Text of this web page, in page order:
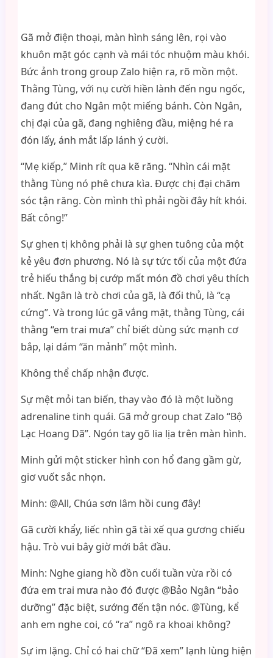
Gã mở điện thoại, màn hình sáng lên, rọi vào
khuôn mặt góc cạnh và mái tóc nhuộm màu khói.
Bức ảnh trong group Zalo hiện ra, rõ mồn một.
Thằng Tùng, với nụ cười hiền lành đến ngu ngốc,
đang đút cho Ngân một miếng bánh. Còn Ngân,
chị đại của gã, đang nghiêng đầu, miệng hé ra
đón lấy, ánh mắt lấp lánh ý cười.
“Mẹ kiếp,” Minh rít qua kẽ răng. “Nhìn cái mặt
thằng Tùng nó phê chưa kìa. Được chị đại chăm
sóc tận răng. Còn mình thì phải ngồi đây hít khói.
Bất công!”
Sự ghen tị không phải là sự ghen tuông của một
kẻ yêu đơn phương. Nó là sự tức tối của một đứa
trẻ hiếu thắng bị cướp mất món đồ chơi yêu thích
nhất. Ngân là trò chơi của gã, là đối thủ, là “cạ
cứng”. Và trong lúc gã vắng mặt, thằng Tùng, cái
thằng “em trai mưa” chỉ biết dùng sức mạnh cơ
bắp, lại dám “ăn mảnh” một mình.
Không thể chấp nhận được.
Sự mệt mỏi tan biến, thay vào đó là một luồng
adrenaline tinh quái. Gã mở group chat Zalo “Bộ
Lạc Hoang Dã”. Ngón tay gõ lia lịa trên màn hình.
Minh gửi một sticker hình con hổ đang gầm gừ,
giơ vuốt sắc nhọn.
Minh: @All, Chúa sơn lâm hồi cung đây!
Gã cười khẩy, liếc nhìn gã tài xế qua gương chiếu
hậu. Trò vui bây giờ mới bắt đầu.
Minh: Nghe giang hồ đồn cuối tuần vừa rồi có
đứa em trai mưa nào đó được @Bảo Ngân “bảo
dưỡng” đặc biệt, sướng đến tận nóc. @Tùng, kể
anh em nghe coi, có “ra” ngô ra khoai không?
Sự im lặng. Chỉ có hai chữ “Đã xem” lạnh lùng hiện